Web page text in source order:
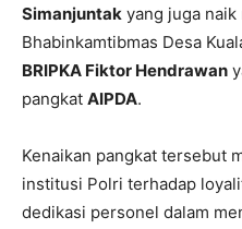
Simanjuntak yang juga naik
Bhabinkamtibmas Desa
BRIPKA Fiktor Hendrawan
pangkat AIPDA.
Kenaikan pangkat tersebut
institusi Polri terhadap
dedikasi personel dalam